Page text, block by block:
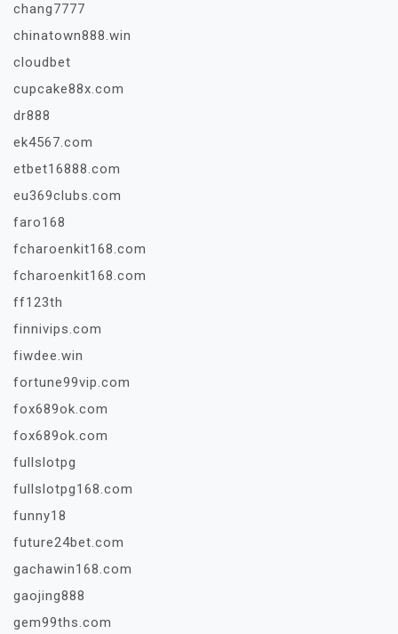
chang7777
chinatown888.win
cloudbet
cupcake88x.com
dr888
ek4567.com
etbet16888.com
eu369clubs.com
faro168
fcharoenkit168.com
fcharoenkit168.com
ff123th
finnivips.com
fiwdee.win
fortune99vip.com
fox689ok.com
fox689ok.com
fullslotpg
fullslotpg168.com
funny18
future24bet.com
gachawin168.com
gaojing888
gem99ths.com